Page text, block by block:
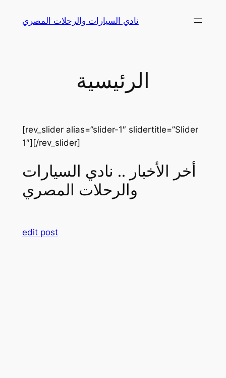
نادي السيارات والرحلات المصري
الرئيسية
[rev_slider alias=”slider-1″ slidertitle=”Slider
1″][/rev_slider]
أخر الأخبار .. نادي السيارات
والرحلات المصري
edit post